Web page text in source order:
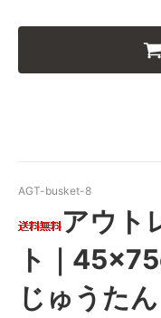
AGT-busket-8
アウト
ト｜
じゅうた